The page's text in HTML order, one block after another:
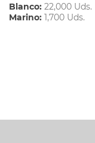
Blanco: 22,000 Uds.
Marino: 1,700 Uds.